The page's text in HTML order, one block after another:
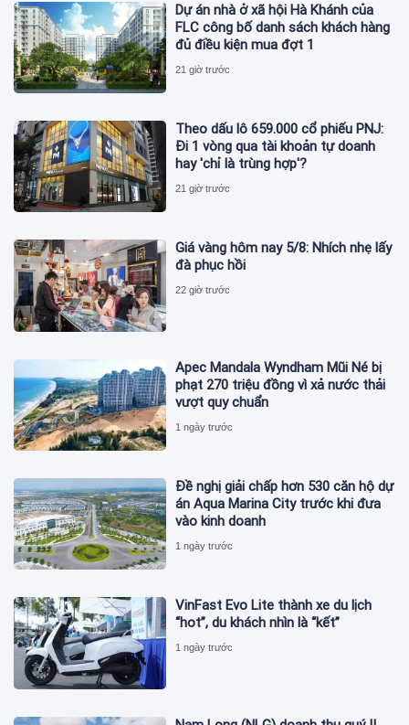
Dự án nhà ở xã hội Hà Khánh của
FLC công bố danh sách khách hàng
đủ điều kiện mua đợt 1
21 giờ trước
Theo dấu lô 659.000 cổ phiếu PNJ:
Đi 1 vòng qua tài khoản tự doanh
hay 'chỉ là trùng hợp'?
21 giờ trước
Giá vàng hôm nay 5/8: Nhích nhẹ lấy
đà phục hồi
22 giờ trước
Apec Mandala Wyndham Mũi Né bị
phạt 270 triệu đồng vì xả nước thải
vượt quy chuẩn
1 ngày trước
Đề nghị giải chấp hơn 530 căn hộ dự
án Aqua Marina City trước khi đưa
vào kinh doanh
1 ngày trước
VinFast Evo Lite thành xe du lịch
“hot”, du khách nhìn là “kết”
1 ngày trước